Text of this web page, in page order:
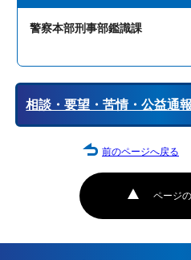
警察本部刑事部鑑識課
相談・要望・苦情・公益通報
ページ
前のページへ戻る